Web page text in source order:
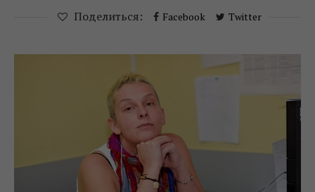
Поделиться: Facebook Twitter